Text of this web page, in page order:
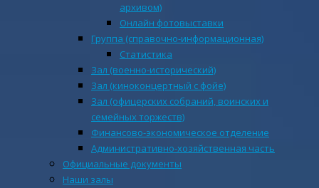
архивом)
Онлайн фотовыставки
Группа (справочно-информационная)
Статистика
Зал (военно-исторический)
Зал (киноконцертный с фойе)
Зал (офицерских собраний, воинских и
семейных торжеств)
Финансово-экономическое отделение
Административно-хозяйственная часть
Официальные документы
Наши залы